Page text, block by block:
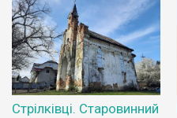
Стрілківці. Старовинний